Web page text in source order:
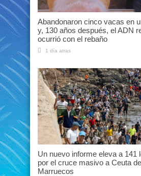
Abandonaron cinco vacas en
y, 130 años después, el ADN
ocurrió con el rebaño
1 día atras
Un nuevo informe eleva a 141
por el cruce masivo a Ceuta
Marruecos